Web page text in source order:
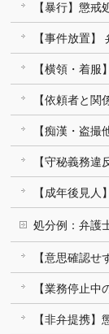
【暴行】懲戒
【事件放置】
【横領・着服
【依頼者と関
【痴漢・盗撮
【守秘義務違
【成年後見人
処分例：弁護
【意思確認せ
【業務停止中
【非弁提携】